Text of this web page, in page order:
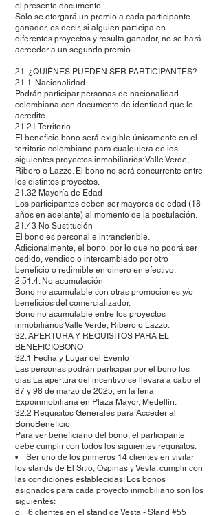
el presente documento .
Solo se otorgará un premio a cada participante
ganador, es decir, si alguien participa en
diferentes proyectos y resulta ganador, no se hará
acreedor a un segundo premio.
21. ¿QUIÉNES PUEDEN SER PARTICIPANTES?
21.1. Nacionalidad
Podrán participar personas de nacionalidad
colombiana con documento de identidad que lo
acredite.
21.21 Territorio
El beneficio bono será exigible únicamente en el
territorio colombiano para cualquiera de los
siguientes proyectos inmobiliarios: Valle Verde,
Ribero o Lazzo. El bono no será concurrente entre
los distintos proyectos.
21.32 Mayoría de Edad
Los participantes deben ser mayores de edad (18
años en adelante) al momento de la postulación.
21.43 No Sustitución
El bono es personal e intransferible.
Adicionalmente, el bono, por lo que no podrá ser
cedido, vendido o intercambiado por otro
beneficio o redimible en dinero en efectivo.
2.51.4. No acumulación
Bono no acumulable con otras promociones y/o
beneficios del comercializador.
Bono no acumulable entre los proyectos
inmobiliarios Valle Verde, Ribero o Lazzo.
32. APERTURA Y REQUISITOS PARA EL
BENEFICIOBONO
32.1 Fecha y Lugar del Evento
Las personas podrán participar por el bono los
días La apertura del incentivo se llevará a cabo el
87 y 98 de marzo de 2025, en la feria
Expoinmobiliaria en Plaza Mayor, Medellín.
32.2 Requisitos Generales para Acceder al
BonoBeneficio
Para ser beneficiario del bono, el participante
debe cumplir con todos los siguientes requisitos:
• Ser uno de los primeros 14 clientes en visitar
los stands de El Sitio, Ospinas y Vesta. cumplir con
las condiciones establecidas: Los bonos
asignados para cada proyecto inmobiliario son los
siguientes:
o 6 clientes en el stand de Vesta - Stand #55